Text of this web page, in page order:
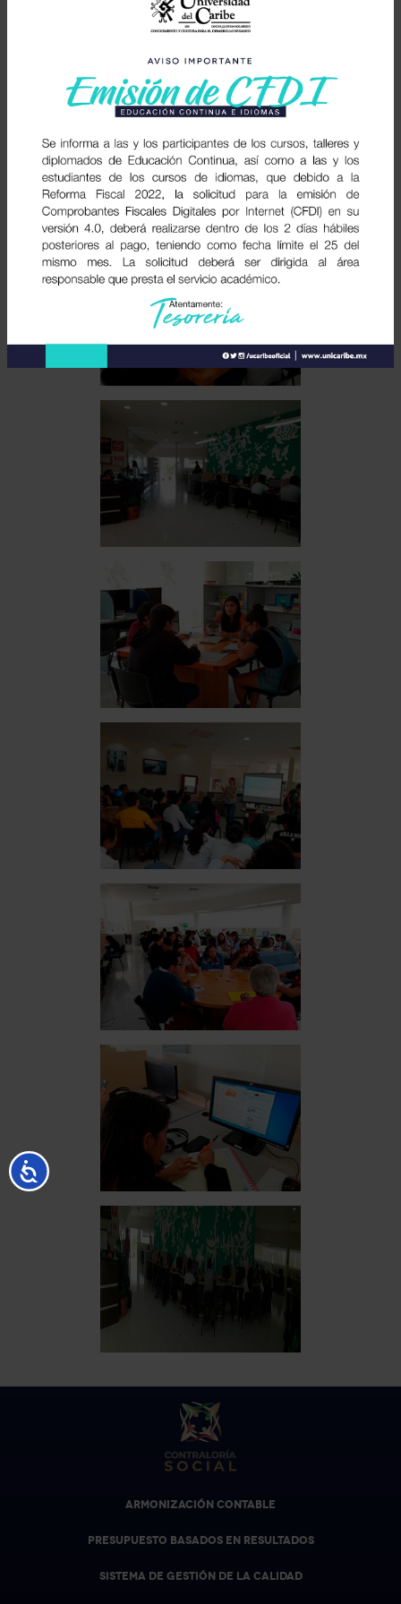
Accesibilidad
ARMONIZACIÓN CONTABLE
PRESUPUESTO BASADOS EN RESULTADOS
SISTEMA DE GESTIÓN DE LA CALIDAD